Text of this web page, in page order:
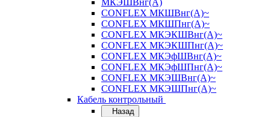
МКЭШВнг(А)
CONFLEX МКШВнг(А)~
CONFLEX МКШПнг(А)~
CONFLEX МКЭКШВнг(А)~
CONFLEX МКЭКШПнг(А)~
CONFLEX МКЭфШВнг(А)~
CONFLEX МКЭфШПнг(А)~
CONFLEX МКЭШВнг(А)~
CONFLEX МКЭШПнг(А)~
Кабель контрольный
Назад